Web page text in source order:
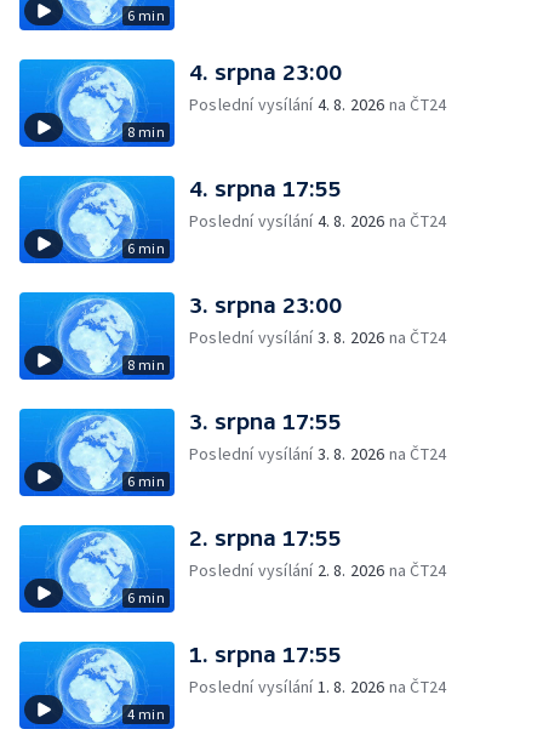
6 min
8 min
4. srpna 23:00
Poslední vysílání4. 8. 2026 na ČT24
6 min
4. srpna 17:55
Poslední vysílání4. 8. 2026 na ČT24
8 min
3. srpna 23:00
Poslední vysílání3. 8. 2026 na ČT24
6 min
3. srpna 17:55
Poslední vysílání3. 8. 2026 na ČT24
6 min
2. srpna 17:55
Poslední vysílání 2. 8. 2026 na ČT24
4 min
1. srpna 17:55
Poslední vysílání1. 8. 2026 na ČT24